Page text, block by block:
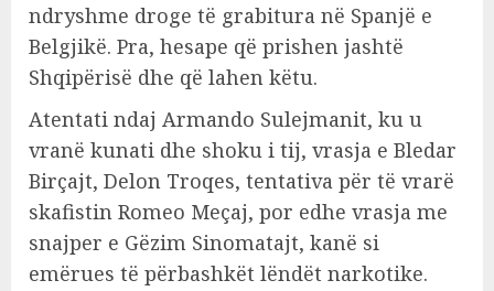
ndryshme droge të grabitura në Spanjë e
Belgjikë. Pra, hesape që prishen jashtë
Shqipërisë dhe që lahen këtu.
Atentati ndaj Armando Sulejmanit, ku u
vranë kunati dhe shoku i tij, vrasja e Bledar
Birçajt, Delon Troqes, tentativa për të vrarë
skafistin Romeo Meçaj, por edhe vrasja me
snajper e Gëzim Sinomatajt, kanë si
emërues të përbashkët lëndët narkotike.